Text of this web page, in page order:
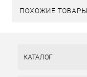
ПОХОЖИЕ
КАТАЛОГ